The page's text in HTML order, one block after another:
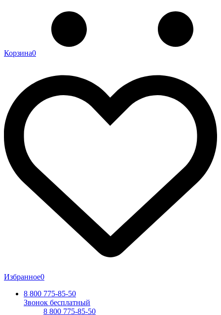
Корзина0
Избранное0
8 800 775-85-50
Звонок бесплатный
8 800 775-85-50